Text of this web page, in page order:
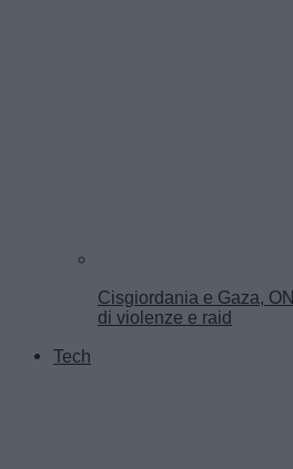
Cisgiordania e Gaza,
di violenze e raid
Tech